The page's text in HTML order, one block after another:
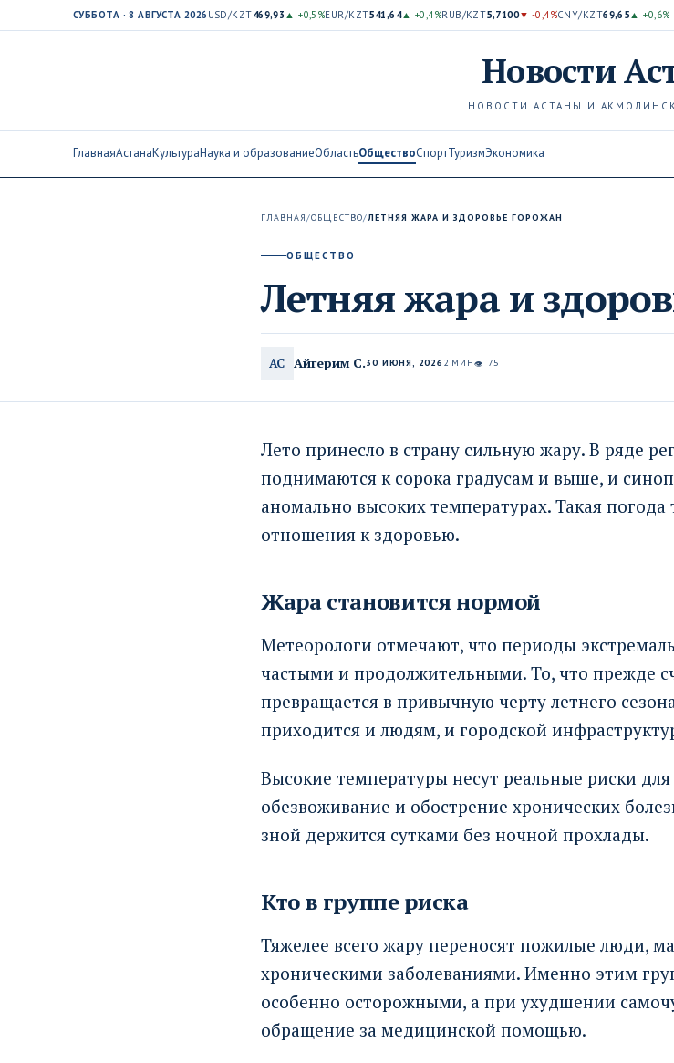
СУББОТА · 8 АВГУСТА 2026 USD/KZT469,93 ▲ +0,5%EUR/KZT541,64▲ +0,4%RUB/KZT5,7100▼ -0,4%CNY/KZT69,65▲ +0,6%
Новости
НОВОСТИ АСТАНЫ И
ГлавнаяАстанаКультураНаука и образованиеОбластьОбществоСпортТуризмЭкономика
ГЛАВНАЯ/ОБЩЕСТВО/ЛЕТНЯЯ ЖАРА И ЗДОРОВЬЕ ГОРОЖАН
ОБЩЕСТВО
Летняя жара и
АС Айгерим С.30 ИЮНЯ, 2026 2 МИН👁 75
Лето принесло в страну сильную жару. В ряде
поднимаются к сорока градусам и выше, и
аномально высоких температурах. Такая погода
отношения к здоровью.
Жара становится нормой
Метеорологи отмечают, что периоды
частыми и продолжительными. То, что прежде
превращается в привычную черту летнего
приходится и людям, и городской
Высокие температуры несут реальные риски для
обезвоживание и обострение хронических
зной держится сутками без ночной прохлады.
Кто в группе риска
Тяжелее всего жару переносят пожилые люди,
хроническими заболеваниями. Именно этим
особенно осторожными, а при ухудшении
обращение за медицинской помощью.